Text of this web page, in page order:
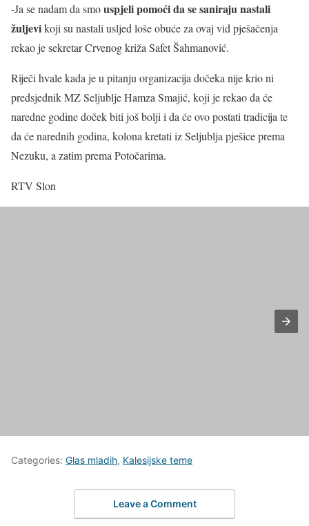
-Ja se nadam da smouspjeli pomoći da se saniraju nastali
žuljevikoji su nastali usljed loše obuće za ovaj vid pješačenja
rekao je sekretar Crvenog križa Safet Šahmanović.
Riječi hvale kada je u pitanju organizacija dočeka nije krio ni
predsjednik MZ Seljublje Hamza Smajić, koji je rekao da će
naredne godine doček biti još bolji i da će ovo postati tradicija te
da će narednih godina, kolona kretati iz Seljublja pješice prema
Nezuku, a zatim prema Potočarima.
RTV Slon
Categories: Glas mladih, Kalesijske teme
Leave a Comment